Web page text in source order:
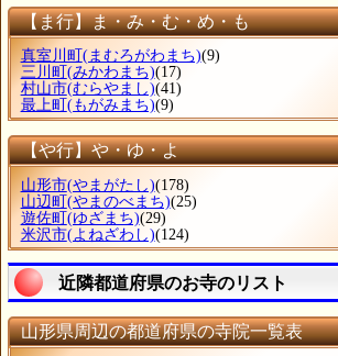
【ま行】ま・み・む・め・も
真室川町 (まむろがわまち)(9)
三川町 (みかわまち)(17)
村山市(むらやまし)(41)
最上町 (もがみまち)(9)
【や行】や・ゆ・よ
山形市(やまがたし)(178)
山辺町 (やまのべまち)(25)
遊佐町 (ゆざまち)(29)
米沢市(よねざわし)(124)
近隣都道府県のお寺のリスト
山形県周辺の都道府県の寺院一覧表